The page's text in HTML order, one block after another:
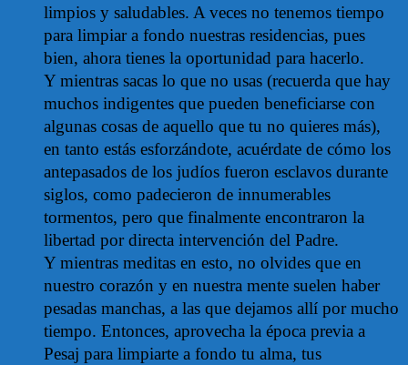
limpios y saludables. A veces no tenemos tiempo
para limpiar a fondo nuestras residencias, pues
bien, ahora tienes la oportunidad para hacerlo.
Y mientras sacas lo que no usas (recuerda que hay
muchos indigentes que pueden beneficiarse con
algunas cosas de aquello que tu no quieres más),
en tanto estás esforzándote, acuérdate de cómo los
antepasados de los judíos fueron esclavos durante
siglos, como padecieron de innumerables
tormentos, pero que finalmente encontraron la
libertad por directa intervención del Padre.
Y mientras meditas en esto, no olvides que en
nuestro corazón y en nuestra mente suelen haber
pesadas manchas, a las que dejamos allí por mucho
tiempo. Entonces, aprovecha la época previa a
Pesaj para limpiarte a fondo tu alma, tus